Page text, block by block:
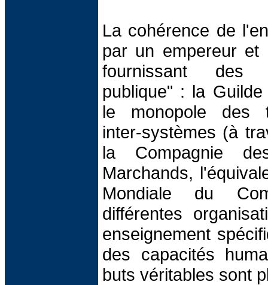
La cohérence de
par un empereur et
fournissant des
publique" : la
le monopole des
inter-systèmes (à
la Compagnie
Marchands,
Mondiale du
différentes
enseignement
des capacités
buts véritables sont